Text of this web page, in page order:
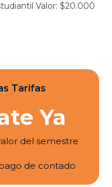
Valor: $20.000
Tarifas
Ya
del semestre
de contado